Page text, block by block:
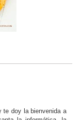
te doy la bienvenida a